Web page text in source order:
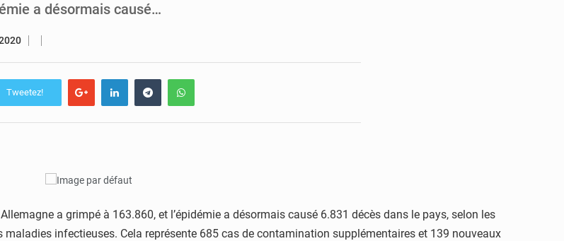
a désormais causé…
Tweetez!
a grimpé à 163.860, et l’épidémie a désormais causé 6.831 décès dans le pays, selon les
infectieuses. Cela représente 685 cas de contamination supplémentaires et 139 nouveaux